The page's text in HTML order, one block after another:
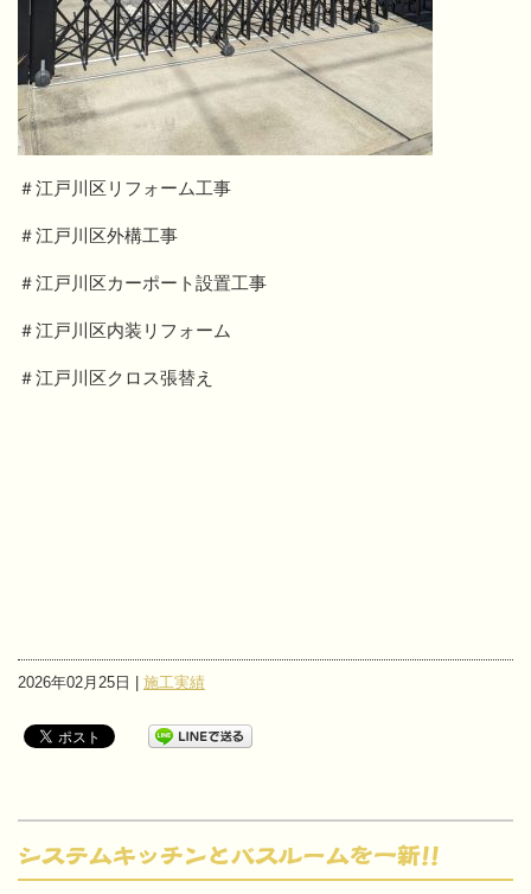
＃江戸川区リフォーム工事
＃江戸川区外構工事
＃江戸川区カーポート設置工事
＃江戸川区内装リフォーム
＃江戸川区クロス張替え
2026年02月25日 | 施工実績
システムキッチンとバスルームを一新!!